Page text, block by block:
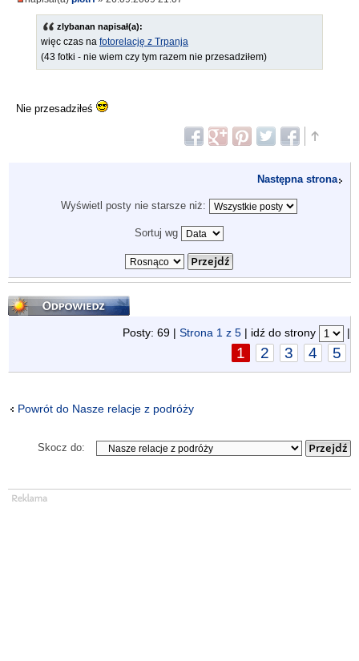
zlybanan napisał(a):
więc czas na fotorelację z Trpanja
(43 fotki - nie wiem czy tym razem nie przesadziłem)
Nie przesadziłeś
Następna strona
Wyświetl posty nie starsze niż:
Sortuj wg
Odpowiedz
Posty: 69 | Strona 1 z 5 | idź do strony |
1 2 3 4 5
Powrót do Nasze relacje z podróży
Skocz do: